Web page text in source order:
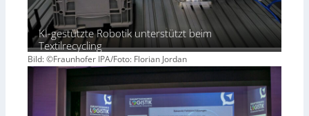
KI-gestützte Robotik unterstützt beim
Textilrecycling
Bild: ©Fraunhofer IPA/Foto: Florian Jordan